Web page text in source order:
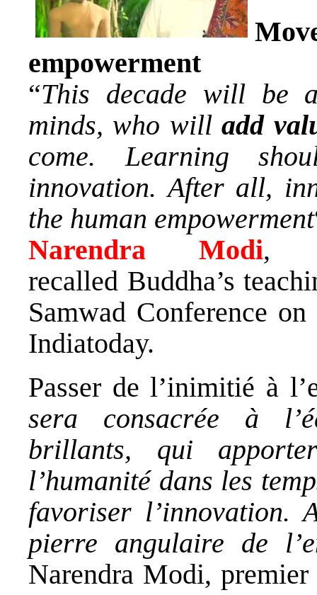
empowerment
“This decade will be
minds, who willadd
come. Learning
innovation. After all,
the human empowerment
Narendra Modi,
recalled Buddha’s
Samwad Conference
Indiatoday.
Passer de l’inimitié à
sera consacrée à
brillants, qui
l’humanité dans les
favoriser l’innovation.
pierre angulaire de
Narendra Modi,